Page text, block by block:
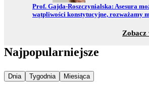
Przejdź do:
Prof. Gajda-Roszczynialska: Asesura
wątpliwości konstytucyjne, rozważamy
Zobacz
Najpopularniejsze
Najpopularniejsze wiadomości z
Dnia Najpopularniejsze wiadomości z
Tygodnia Najpopularniejsze
Miesiąca